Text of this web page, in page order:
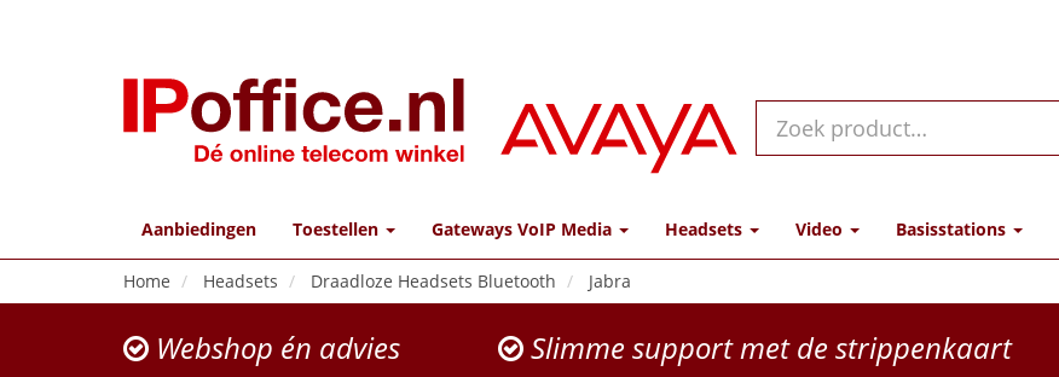
Aanbiedingen Toestellen Gateways VoIP Media Headsets Video Basisstations
Home Headsets Draadloze Headsets Bluetooth Jabra
Webshop én advies Slimme support met de strippenkaart